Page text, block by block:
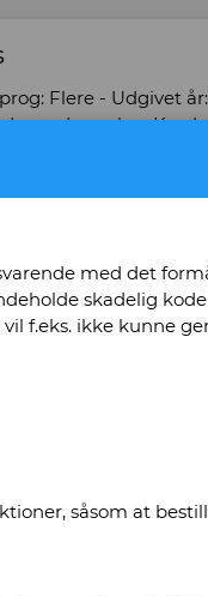
Flere - Udgivet
smudsomslag.
på engelsk, tysk og
med det
skadelig kode
f.eks. ikke kunne
såsom at